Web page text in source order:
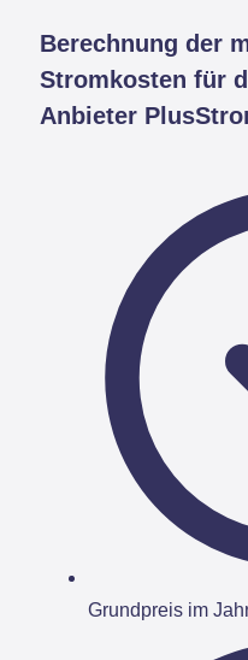
Berechnung der
Stromkosten für
Anbieter
Grundpreis im